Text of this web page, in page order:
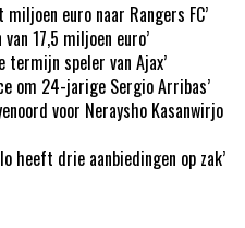
euro naar Rangers FC’
17,5 miljoen euro’
termijn speler van Ajax’
om 24-jarige Sergio Arribas’
voor Neraysho Kasanwirjo
heeft drie aanbiedingen op zak’